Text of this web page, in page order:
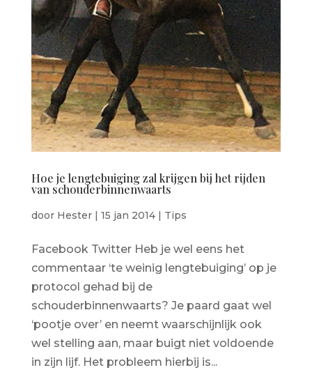
Hoe je lengtebuiging zal krijgen bij het rijden
van schouderbinnenwaarts
door Hester| 15 jan 2014| Tips
Facebook Twitter Heb je wel eens het
commentaar ‘te weinig lengtebuiging’ op je
protocol gehad bij de
schouderbinnenwaarts? Je paard gaat wel
‘pootje over’ en neemt waarschijnlijk ook
wel stelling aan, maar buigt niet voldoende
in zijn lijf. Het probleem hierbij is...